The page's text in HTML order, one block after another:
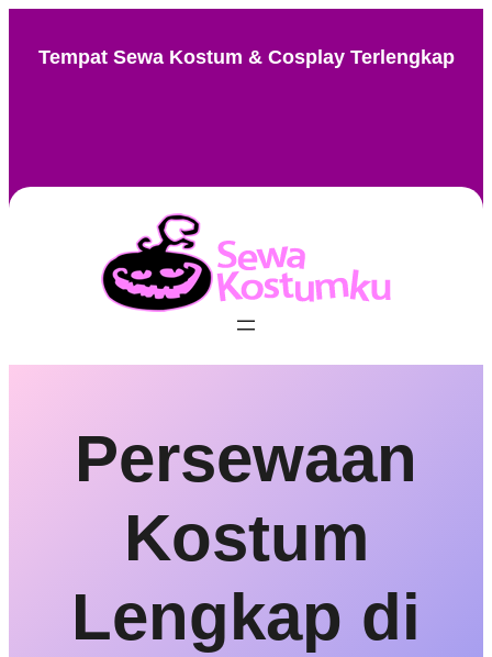
Tempat Sewa Kostum & Cosplay Terlengkap
Persewaan
Kostum
Lengkap di